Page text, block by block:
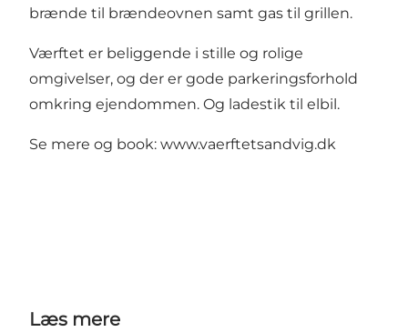
brænde til brændeovnen samt gas til grillen.
Værftet er beliggende i stille og rolige
omgivelser, og der er gode parkeringsforhold
omkring ejendommen. Og ladestik til elbil.
Se mere og book: www.vaerftetsandvig.dk
Læs mere